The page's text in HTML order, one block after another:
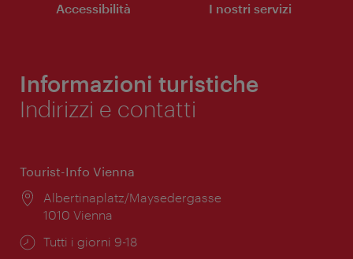
Accessibilità I nostri servizi
Informazioni turistiche
Indirizzi e contatti
Tourist-Info Vienna
Posizione:
Albertinaplatz/Maysedergasse
1010 Vienna
Orari
Tutti i giorni 9-18